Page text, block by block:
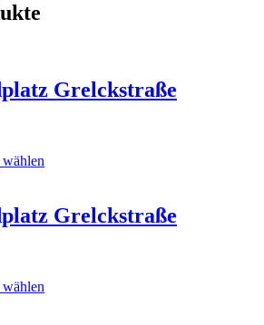
Grelckstraße
Varianten
auf.
auf
Grelckstraße